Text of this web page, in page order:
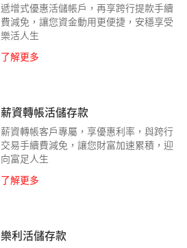
遞增式優惠活儲帳戶，再享跨行提款手續
費減免，讓您資金動用更便捷，安穩享受
樂活人生
了解更多
薪資轉帳活儲存款
薪資轉帳客戶專屬，享優惠利率，與跨行
交易手續費減免，讓您財富加速累積，迎
向富足人生
了解更多
樂利活儲存款